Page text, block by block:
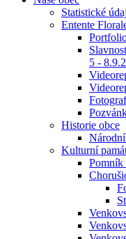
Statistické
Entente
5 -
Historie obce
Kulturní
Pomník